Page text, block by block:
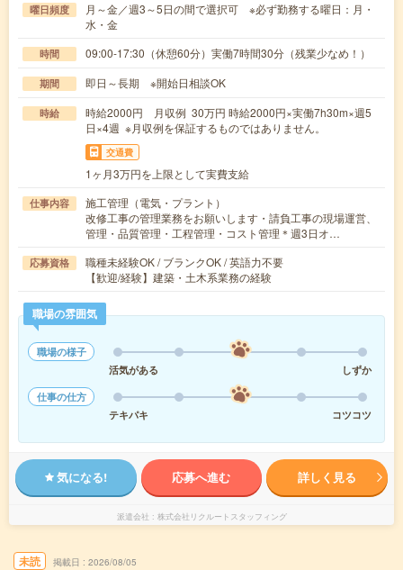
曜日頻度
月～金／週3～5日の間で選択可 ※必ず勤務する曜日：月・
水・金
時間 09:00-17:30（休憩60分）実働7時間30分（残業少なめ！）
期間 即日～長期 ※開始日相談OK
時給
時給2000円 月収例 30万円 時給2000円×実働7h30m×週5
日×4週 ※月収例を保証するものではありません。
交通費
1ヶ月3万円を上限として実費支給
仕事内容
施工管理（電気・プラント）
改修工事の管理業務をお願いします・請負工事の現場運営、
管理・品質管理・工程管理・コスト管理＊週3日オ…
応募資格
職種未経験OK / ブランクOK / 英語力不要
【歓迎/経験】建築・土木系業務の経験
職場の雰囲気
職場の様子
活気がある
しずか
仕事の仕方
テキパキ
コツコツ
気になる! 応募へ進む 詳しく見る
派遣会社 株式会社リクルートスタッフィング
未読 掲載日 2026/08/05